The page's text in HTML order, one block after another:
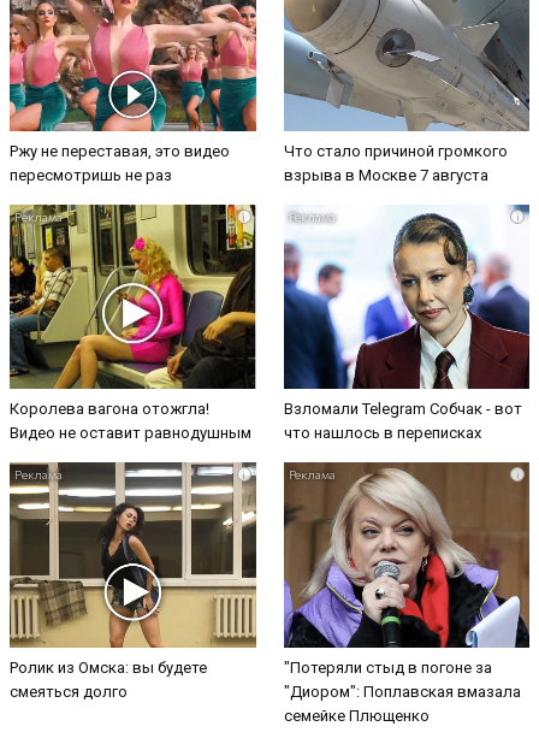
Ржу не переставая, это видео
пересмотришь не раз
Что стало причиной громкого
взрыва в Москве 7 августа
i
Королева вагона отожгла!
Видео не оставит равнодушным
i
Взломали Telegram Собчак - вот
что нашлось в переписках
i
Ролик из Омска: вы будете
смеяться долго
i
"Потеряли стыд в погоне за
"Диором": Поплавская вмазала
семейке Плющенко